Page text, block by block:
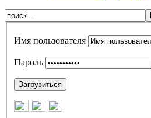
Имя пользователя
Пароль